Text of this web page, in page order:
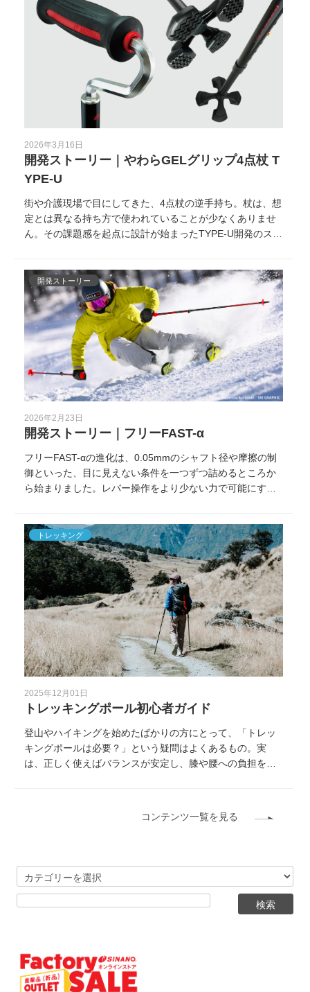
せんか？
2026年3月16日
開発ストーリー｜やわらGELグリップ4点杖 T
YPE-U
街や介護現場で目にしてきた、4点杖の逆手持ち。杖は、想
定とは異なる持ち方で使われていることが少なくありませ
ん。その課題感を起点に設計が始まったTYPE-U開発のスト
開発ストーリー
2026年2月23日
開発ストーリー｜フリーFAST-α
フリーFAST-αの進化は、0.05mmのシャフト径や摩擦の制
御といった、目に見えない条件を一つずつ詰めるところか
ら始まりました。レバー操作をより少ない力で可能にする
トレッキング
2025年12月01日
トレッキングポール初心者ガイド
登山やハイキングを始めたばかりの方にとって、「トレッ
キングポールは必要？」という疑問はよくあるもの。実
は、正しく使えばバランスが安定し、膝や腰への負担を大
ールの選び方・使い方・おすすめモデルをまとめました。
コンテンツ一覧を見る